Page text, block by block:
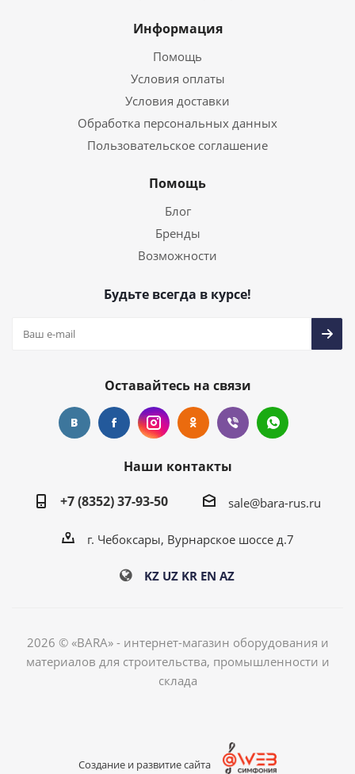
Информация
Помощь
Условия оплаты
Условия доставки
Обработка персональных данных
Пользовательское соглашение
Помощь
Блог
Бренды
Возможности
Будьте всегда в курсе!
Оставайтесь на связи
Наши контакты
+7 (8352) 37-93-50
sale@bara-rus.ru
г. Чебоксары, Вурнарское шоссе д.7
KZ UZ KR EN AZ
2026 © «BARA» - интернет-магазин оборудования и
материалов для строительства, промышленности и
склада
Создание и развитие сайта